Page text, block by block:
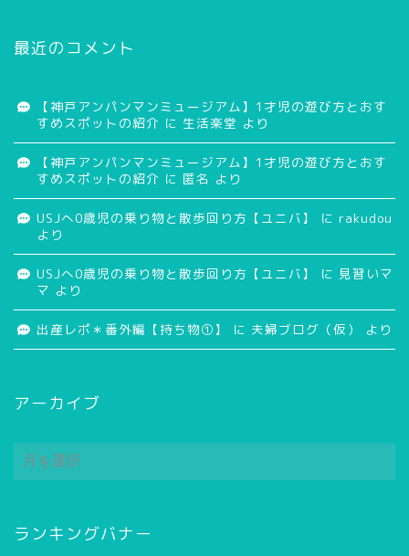
最近のコメント
【神戸アンパンマンミュージアム】1才児の遊び方とおす
すめスポットの紹介 に 生活楽堂 より
【神戸アンパンマンミュージアム】1才児の遊び方とおす
すめスポットの紹介 に 匿名 より
USJへ0歳児の乗り物と散歩回り方【ユニバ】 に rakudou
より
USJへ0歳児の乗り物と散歩回り方【ユニバ】 に 見習いマ
マ より
出産レポ＊番外編【持ち物①】 に 夫婦ブログ（仮） より
アーカイブ
ア
ー
ブ
ランキングバナー